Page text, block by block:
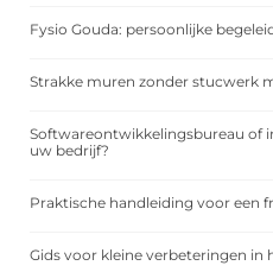
Fysio Gouda: persoonlijke
Strakke muren zonder stucwerk
Softwareontwikkelingsbureau of
uw bedrijf?
Praktische handleiding voor een
Gids voor kleine verbeteringen in